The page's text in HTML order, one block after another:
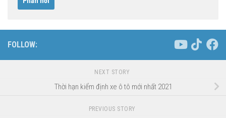
FOLLOW:
NEXT STORY
Thời hạn kiểm định xe ô tô mới nhất 2021
PREVIOUS STORY